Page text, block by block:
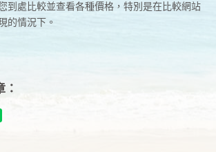
到處比較並查看各種價格，特別是在比較網站
的情況下。